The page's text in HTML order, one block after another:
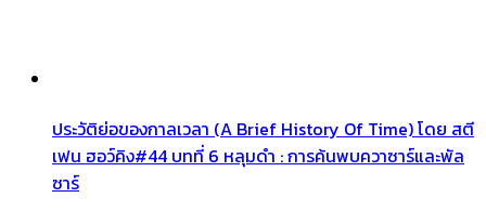
ประวัติย่อของกาลเวลา (A Brief History Of Time) โดย สตี
เฟน ฮอว์คิง#44 บทที่ 6 หลุมดำ : การค้นพบควาซาร์และพัล
ซาร์